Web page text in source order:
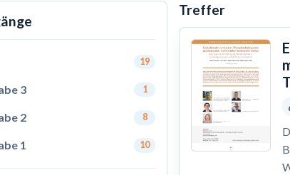
19
3 1
2 8
1 10
Treffer